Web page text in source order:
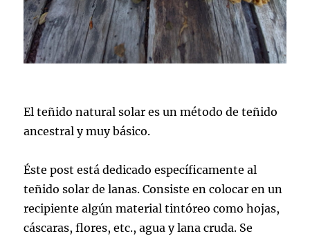
El teñido natural solar es un método de teñido
ancestral y muy básico.
Éste post está dedicado específicamente al
teñido solar de lanas. Consiste en colocar en un
recipiente algún material tintóreo como hojas,
cáscaras, flores, etc., agua y lana cruda. Se